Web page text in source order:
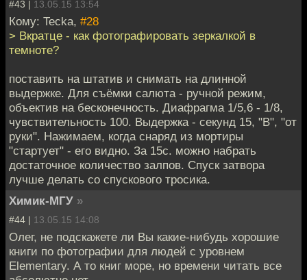
#43 | 13.05.15 13:54
Кому: Tecka, #28
> Вкратце - как фотографировать зеркалкой в
темноте?
поставить на штатив и снимать на длинной
выдержке. Для съёмки салюта - ручной режим,
объектив на бесконечность. Диафрагма 1/5,6 - 1/8,
чувствительность 100. Выдержка - секунд 15, "B", "от
руки". Нажимаем, когда снаряд из мортиры
"стартует" - его видно. За 15с. можно набрать
достаточное количество залпов. Спуск затвора
лучше делать со спускового тросика.
Химик-МГУ »
#44 | 13.05.15 14:08
Олег, не подскажете ли Вы какие-нибудь хорошие
книги по фотографии для людей с уровнем
Elementary. А то книг море, но времени читать все